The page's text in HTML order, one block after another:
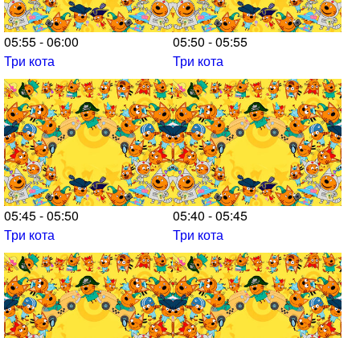
05:55 - 06:00
Три кота
05:50 - 05:55
Три кота
05:45 - 05:50
Три кота
05:40 - 05:45
Три кота